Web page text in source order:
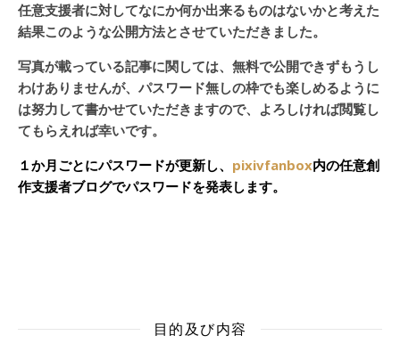
任意支援者に対してなにか何か出来るものはないかと考えた
結果このような公開方法とさせていただきました。
写真が載っている記事に関しては、無料で公開できずもうし
わけありませんが、パスワード無しの枠でも楽しめるように
は努力して書かせていただきますので、よろしければ閲覧し
てもらえれば幸いです。
１か月ごとにパスワードが更新し、 pixivfanbox内の任意創
作支援者ブログでパスワードを発表します。
目的及び内容